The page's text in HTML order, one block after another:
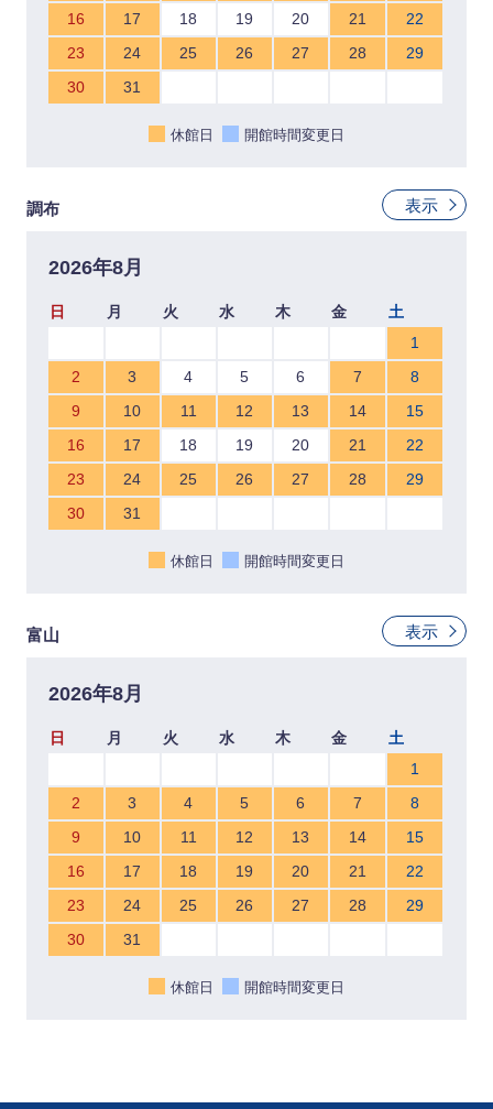
16
17 18 19 20 21
22
23
24 25 26 27 28
29
30
31
休館日 開館時間変更日
調布 表示
2026年8月
日 月 火 水 木 金
土
1
2
3 4 5 6 7
8
9
10 11 12 13 14
15
16
17 18 19 20 21
22
23
24 25 26 27 28
29
30
31
休館日 開館時間変更日
富山 表示
2026年8月
日 月 火 水 木 金
土
1
2
3 4 5 6 7
8
9
10 11 12 13 14
15
16
17 18 19 20 21
22
23
24 25 26 27 28
29
30
31
休館日 開館時間変更日